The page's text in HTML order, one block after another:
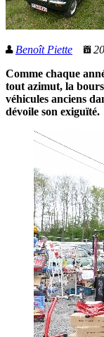
Benoît Piette
Comme chaque
tout azimut, la
véhicules anciens
dévoile son exiguïté.